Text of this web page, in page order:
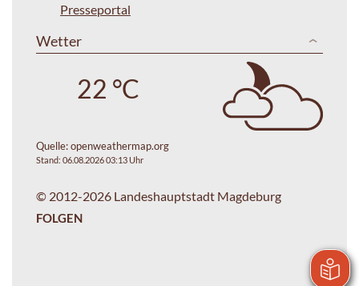
Presseportal
Wetter
22 °C
Quelle:openweathermap.org
Stand: 06.08.2026 03:13 Uhr
© 2012-2026 Landeshauptstadt Magdeburg
FOLGEN